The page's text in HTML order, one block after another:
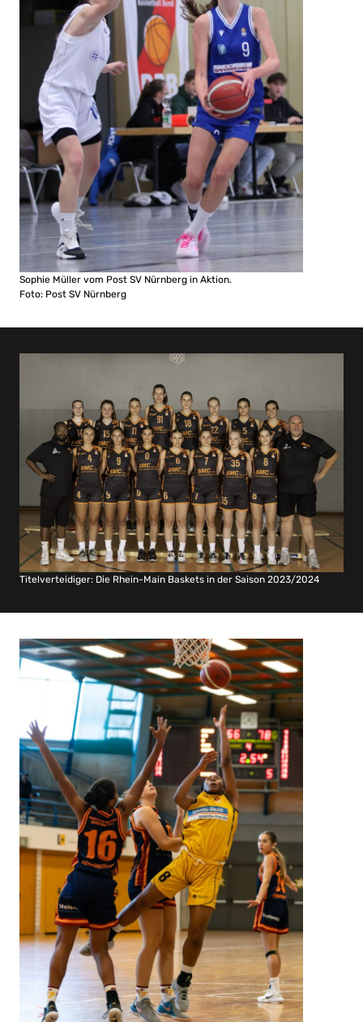
Sophie Müller vom Post SV Nürnberg in Aktion.
Foto: Post SV Nürnberg
Titelverteidiger: Die Rhein-Main Baskets in der Saison 2023/2024